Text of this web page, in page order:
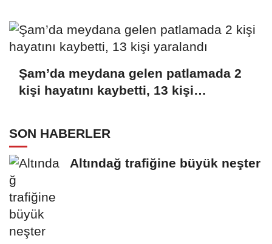
Şam’da meydana gelen patlamada 2
kişi hayatını kaybetti, 13 kişi
SON HABERLER
Altındağ trafiğine büyük neşter